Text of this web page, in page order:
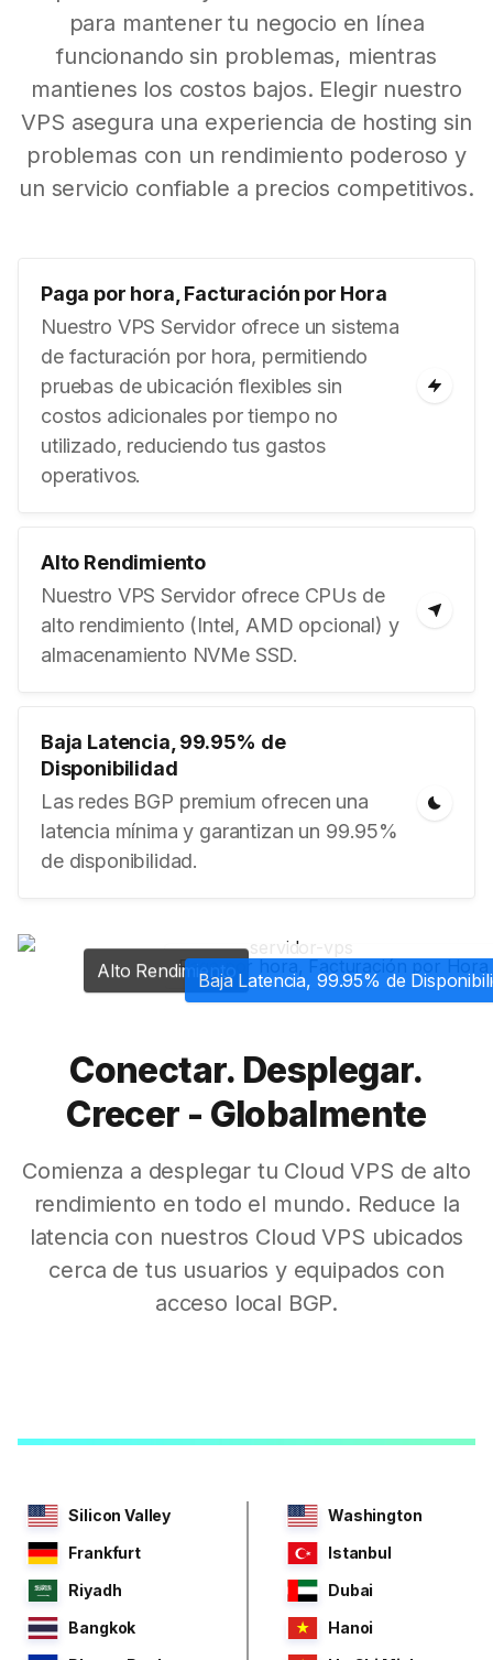
para mantener tu negocio en línea
funcionando sin problemas, mientras
mantienes los costos bajos. Elegir nuestro
VPS asegura una experiencia de hosting sin
problemas con un rendimiento poderoso y
un servicio confiable a precios competitivos.
Paga por hora, Facturación por Hora
Nuestro VPS Servidor ofrece un sistema
de facturación por hora, permitiendo
pruebas de ubicación flexibles sin
costos adicionales por tiempo no
utilizado, reduciendo tus gastos
operativos.
Alto Rendimiento
Nuestro VPS Servidor ofrece CPUs de
alto rendimiento (Intel, AMD opcional) y
almacenamiento NVMe SSD.
Baja Latencia, 99.95% de
Disponibilidad
Las redes BGP premium ofrecen una
latencia mínima y garantizan un 99.95%
de disponibilidad.
Paga por hora, Facturación por Hora
Alto RendimientoBaja Latencia, 99.95% de
Conectar. Desplegar.
Crecer - Globalmente
Comienza a desplegar tu Cloud VPS de alto
rendimiento en todo el mundo. Reduce la
latencia con nuestros Cloud VPS ubicados
cerca de tus usuarios y equipados con
acceso local BGP.
Silicon Valley
Washington
Frankfurt
Istanbul
Riyadh
Dubai
Bangkok
Hanoi